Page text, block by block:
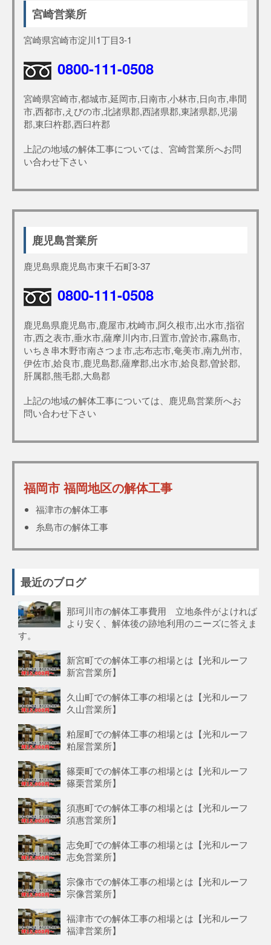
宮崎営業所
宮崎県宮崎市淀川1丁目3-1
0800-111-0508
宮崎県宮崎市,都城市,延岡市,日南市,小林市,日向市,串間
市,西都市,えびの市,北諸県郡,西諸県郡,東諸県郡,児湯
郡,東臼杵郡,西臼杵郡
上記の地域の解体工事については、宮崎営業所へお問
い合わせ下さい
鹿児島営業所
鹿児島県鹿児島市東千石町3-37
0800-111-0508
鹿児島県鹿児島市,鹿屋市,枕崎市,阿久根市,出水市,指宿
市,西之表市,垂水市,薩摩川内市,日置市,曽於市,霧島市,
いちき串木野市南さつま市,志布志市,奄美市,南九州市,
伊佐市,姶良市,鹿児島郡,薩摩郡,出水市,姶良郡,曽於郡,
肝属郡,熊毛郡,大島郡
上記の地域の解体工事については、鹿児島営業所へお
問い合わせ下さい
福岡市 福岡地区の解体工事
福津市の解体工事
糸島市の解体工事
最近のブログ
那珂川市の解体工事費用 立地条件がよければ
より安く、解体後の跡地利用のニーズに答えま
す。
新宮町での解体工事の相場とは【光和ルーフ
新宮営業所】
久山町での解体工事の相場とは【光和ルーフ
久山営業所】
粕屋町での解体工事の相場とは【光和ルーフ
粕屋営業所】
篠栗町での解体工事の相場とは【光和ルーフ
篠栗営業所】
須惠町での解体工事の相場とは【光和ルーフ
須惠営業所】
志免町での解体工事の相場とは【光和ルーフ
志免営業所】
宗像市での解体工事の相場とは【光和ルーフ
宗像営業所】
福津市での解体工事の相場とは【光和ルーフ
福津営業所】